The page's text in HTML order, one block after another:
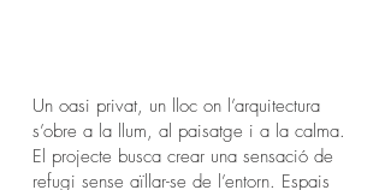
Un oasi privat, un lloc on l’arquitectura
s’obre a la llum, al paisatge i a la calma.
El projecte busca crear una sensació de
refugi sense aïllar-se de l’entorn. Espais